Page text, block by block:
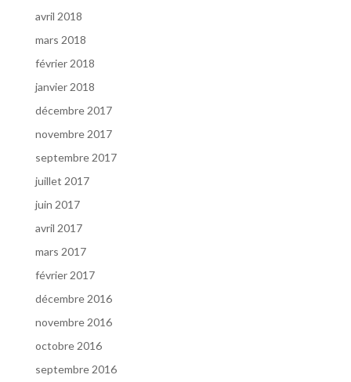
avril 2018
mars 2018
février 2018
janvier 2018
décembre 2017
novembre 2017
septembre 2017
juillet 2017
juin 2017
avril 2017
mars 2017
février 2017
décembre 2016
novembre 2016
octobre 2016
septembre 2016